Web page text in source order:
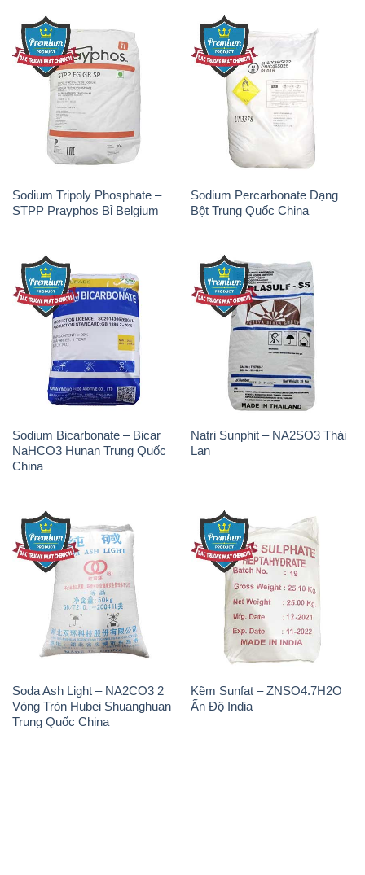
Sodium Tripoly Phosphate –
STPP Prayphos Bỉ Belgium
Sodium Percarbonate Dạng
Bột Trung Quốc China
Sodium Bicarbonate – Bicar
NaHCO3 Hunan Trung Quốc
China
Natri Sunphit – NA2SO3 Thái
Lan
Soda Ash Light – NA2CO3 2
Vòng Tròn Hubei Shuanghuan
Trung Quốc China
Kẽm Sunfat – ZNSO4.7H2O
Ấn Độ India